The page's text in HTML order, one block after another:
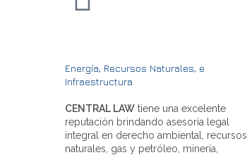
Energía, Recursos Naturales, e
Infraestructura
CENTRAL LAW tiene una excelente
reputación brindando asesoría legal
integral en derecho ambiental, recursos
naturales, gas y petróleo, minería,